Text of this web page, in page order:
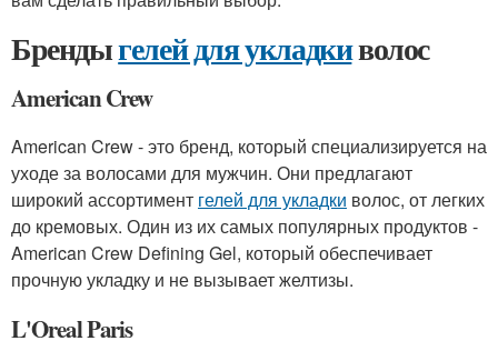
Брендыгелей для укладкиволос
American Crew
American Crew - это бренд, который специализируется на
уходе за волосами для мужчин. Они предлагают
широкий ассортимент гелей для укладки волос, от легких
до кремовых. Один из их самых популярных продуктов -
American Crew Defining Gel, который обеспечивает
прочную укладку и не вызывает желтизы.
L'Oreal Paris